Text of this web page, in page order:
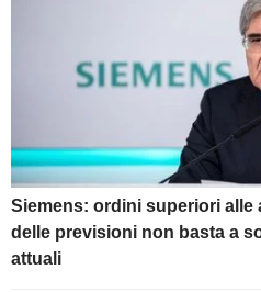
Siemens: ordini superiori alle
delle previsioni non basta a
attuali